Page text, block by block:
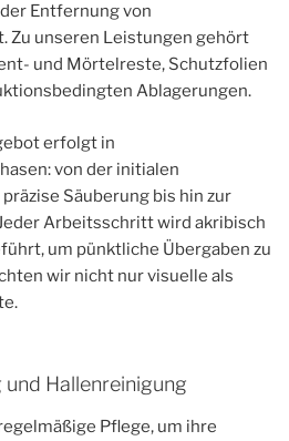
Entfernung von
Zu unseren Leistungen gehört
und Mörtelreste, Schutzfolien
Ablagerungen.
erfolgt in
von der initialen
Säuberung bis hin zur
Arbeitsschritt wird akribisch
um pünktliche Übergaben zu
wir nicht nur visuelle als
Hallenreinigung
Pflege, um ihre